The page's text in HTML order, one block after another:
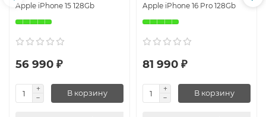
Apple iPhone 15 128Gb
56 990 ₽
В корзину
Apple iPhone 16 Pro 128Gb
81 990 ₽
В корзину